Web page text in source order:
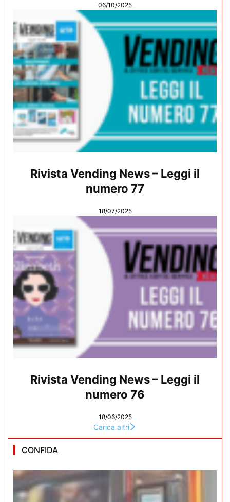
06/10/2025
Rivista Vending News – Leggi il
numero 77
18/07/2025
Rivista Vending News – Leggi il
numero 76
18/06/2025
Carica altri
CONFIDA